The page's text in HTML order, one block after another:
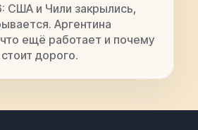
США и Чили закрылись,
Аргентина
ещё работает и почему
дорого.